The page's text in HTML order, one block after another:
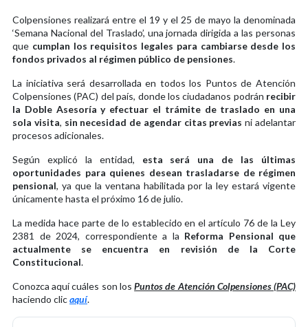
Colpensiones realizará entre el 19 y el 25 de mayo la denominada
‘Semana Nacional del Traslado’, una jornada dirigida a las personas
que cumplan los requisitos legales para cambiarse desde los
fondos privados al régimen público de pensiones.
La iniciativa será desarrollada en todos los Puntos de Atención
Colpensiones (PAC) del país, donde los ciudadanos podrán recibir
la Doble Asesoría y efectuar el trámite de traslado en una
sola visita, sin necesidad de agendar citas previas ni adelantar
procesos adicionales.
Según explicó la entidad, esta será una de las últimas
oportunidades para quienes desean trasladarse de régimen
pensional, ya que la ventana habilitada por la ley estará vigente
únicamente hasta el próximo 16 de julio.
La medida hace parte de lo establecido en el artículo 76 de la Ley
2381 de 2024, correspondiente a la Reforma Pensional que
actualmente se encuentra en revisión de la Corte
Constitucional.
Conozca aquí cuáles son losPuntos de Atención Colpensiones (PAC)
haciendo clicaquí.